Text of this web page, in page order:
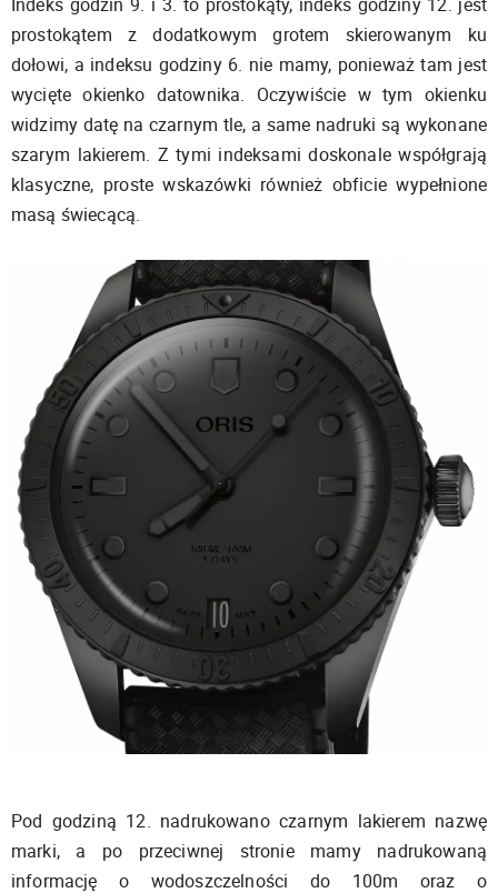
prostokątem z dodatkowym grotem skierowanym ku
dołowi, a indeksu godziny 6. nie mamy, ponieważ tam jest
wycięte okienko datownika. Oczywiście w tym okienku
widzimy datę na czarnym tle, a same nadruki są wykonane
szarym lakierem. Z tymi indeksami doskonale współgrają
klasyczne, proste wskazówki również obficie wypełnione
masą świecącą.
Pod godziną 12. nadrukowano czarnym lakierem nazwę
marki, a po przeciwnej stronie mamy nadrukowaną
informację o wodoszczelności do 100m oraz o